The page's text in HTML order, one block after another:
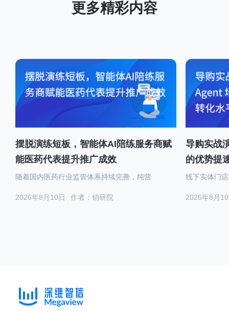
摆脱演练短板，智能体AI陪练服务商赋
能医药代表提升推广成效
作者：销研院
2026年8月10日
随着国内医药行业监管体系持续完善，纯营
导购实战
的优势提
2026年8月
线下实体门